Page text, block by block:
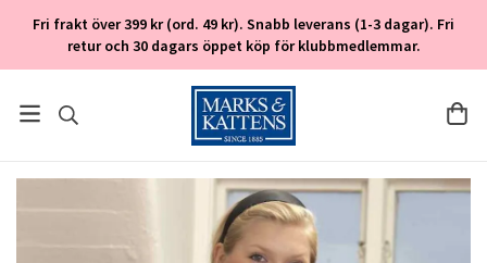
Fri frakt över 399 kr (ord. 49 kr). Snabb leverans (1-3 dagar). Fri
retur och 30 dagars öppet köp för klubbmedlemmar.